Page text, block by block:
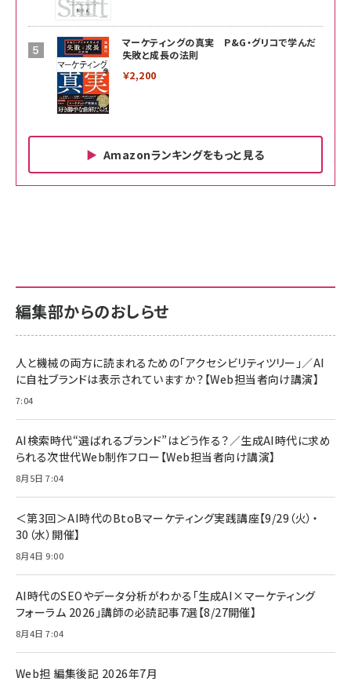
マーケティングの真実 P&G・グリコで学んだ
失敗と成長の法則
￥2,200
Amazonランキングをもっと見る
￥880
anan(アンアン)2026/06/24号 No.2500増刊
スペシャルエディション[王道エンタメの矜持／
￥1,100
年後半、あなたの恋と運命／山田涼介]
￥880
Amazonランキングをもっと見る
サポート正規品 メーカー保証5年 KLMEA128G
NIMASO ガラスフィルム iPhone 17 用 保護フィ
すい ガイド枠付き いPhone17 (6.3インチ) 対応
2枚セット DSP25F1698
￥1,599
【New】Amazon Fire TV Stick HD | 手軽にスト
レイヤー
￥6,980
Anker Soundcore P31i (Bluetooth 6.1) 【完
全ワイヤレスイヤホン/アクティブノイズキャンセリ
ング/マルチポイント接続 / 最大50時間再生 / PSE
Anker PowerLine III Flow USB-C & USB-C
ケーブル Anker絡まないケーブル 240W 結束バン
ド付き USB PD対応 シリコン素材採用 iPhone
17 / 16 / 15 / Galaxy iPad Pro MacBook
Amazonランキングをもっと見る
サポート正規品 メーカー保証5年 KLMEA128G
Amazon eギフトカード - Amazonロゴ - クラ
￥5,000
ケーブル Anker絡まないケーブル 240W 結束バン
17 / 16 / 15 / Galaxy iPad Pro MacBook
Pro/Air 各種対応 (1.8m ミッドナイトブラック)
￥1,890
キャンペーン】
￥4,857
編集部からのおしらせ
人と機械の両方に読まれるための「アクセシビリティツリー」／AI
に自社ブランドは表示されていますか？【Web担当者向け講演】
7:04
AI検索時代“選ばれるブランド”はどう作る？／生成AI時代に求め
られる次世代Web制作フロー【Web担当者向け講演】
8月5日 7:04
＜第3回＞AI時代のBtoBマーケティング実践講座【9/29（火）・
30（水）開催】
8月4日 9:00
AI時代のSEOやデータ分析がわかる「生成AI×マーケティング
フォーラム 2026」講師の必読記事7選【8/27開催】
8月4日 7:04
Web担 編集後記 2026年7月